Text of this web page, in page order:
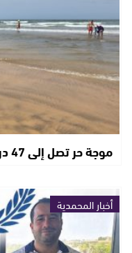
موجة حر تصل إلى 47 درجة بعدد من مناطق المغرب
أخبار المحمدية